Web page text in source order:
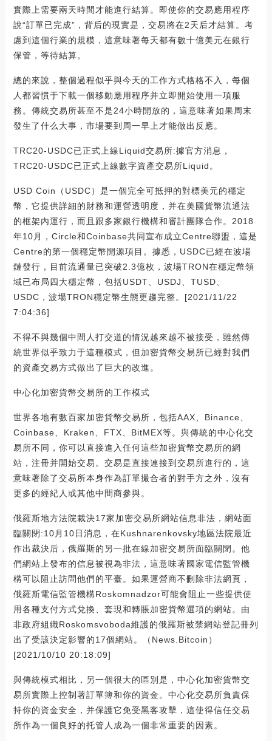
實際上需要兩天時間才能進行結算。即使你的交易應用程序
說“訂單已完成”，背后的現實是，交易將在2天后才結算。考
慮到這個行業的規模，這意味著每天都有數十億美元在銀行
保管，等待結算。
總的來說，整個過程似乎與今天的工作方式格格不入，每個
人都習慣于下載一個移動應用程序并立即開始使用一項服
務。傳統交易所甚至不是24小時開放的，這意味著如果周末
發生了什么大事，市場要到周一早上才能做出反應。
TRC20-USDC已正式上線Liquid交易所:據官方消息，
TRC20-USDC已正式上線數字資產交易所Liquid。
USD Coin（USDC）是一個完全可抵押的對標美元的穩定
幣，它提供詳細的財務和運營透明度，并在美國貨幣流通法
的框架內運行，而且跟多家銀行機構和審計團隊合作。2018
年10月，Circle和Coinbase共同宣布成立Centre聯盟，這是
Centre的第一個穩定幣開源項目。據悉，USDC已經在波場
鏈發行，目前流通量已突破2.3億枚，波場TRON在穩定幣領
域已布局四大穩定幣，包括USDT、USDJ、TUSD、
USDC，波場TRON穩定幣生態更趨完整。[2021/11/22
7:04:36]
不得不與幾個中間人打交道的情況越來越不被接受，雖然傳
統世界似乎致力于這種模式，但加密貨幣交易所已經對我們
的資產交易方式做出了巨大的改進。
中心化加密貨幣交易所的工作模式
世界各地有數百家加密貨幣交易所，包括AAX、Binance、
Coinbase、Kraken、FTX、BitMEX等。與傳統的中心化交
易所不同，你可以直接進入任何這些加密貨幣交易所的網
站，注冊并開始交易。交易是直接連接到交易所進行的，這
意味著除了交易所本身作為訂單撮合者的對手方之外，沒有
更多的經紀人或其他中間商參與。
俄羅斯地方法院裁決17家加密交易所網站信息非法，網站面
臨關閉:10月10日消息，在Kushnarenkovsky地區法院最近
作出裁決后，俄羅斯的另一批在線加密交易所面臨關閉。他
們網站上發布的信息被視為非法，這意味著國家電信監管機
構可以阻止訪問他們的平臺。如果運營商不刪除非法網頁，
俄羅斯電信監管機構Roskomnadzor可能會阻止一些提供使
用各種支付方式兌換、套現和轉賬加密貨幣選項的網站。由
非政府組織Roskomsvoboda維護的俄羅斯被禁網站登記冊列
出了受該決定影響的17個網站。（News.Bitcoin）
[2021/10/10 20:18:09]
與傳統模式相比，另一個很大的區別是，中心化加密貨幣交
易所實際上控制著訂單簿和你的資金。中心化交易所負責保
持你的資金安全，并保護它免受黑客攻擊，這使得信任交易
所作為一個良好的托管人成為一個非常重要的因素。